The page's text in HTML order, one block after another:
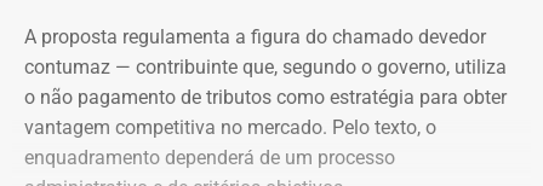
Quando a comparação é feita em valores corrigidos pela
inflação, a diferença chega a 30,1%.
Patrimônio de Fred Pacheco é
A proposta regulamenta a figura do chamado devedor
contumaz — contribuinte que, segundo o governo, utiliza
o não pagamento de tributos como estratégia para obter
vantagem competitiva no mercado. Pelo texto, o
enquadramento dependerá de um processo